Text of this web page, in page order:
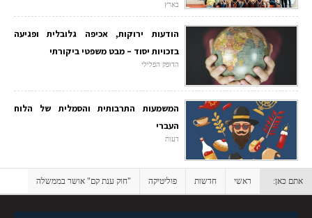
בארץ
הודעות ירוקות, אכיפה גלובלית ופגיעה
בזכויות יסוד – מבט משפטי ביקורתי
הדופק הפלילי
המשמעות התרבותית והסמלית של הלוח
העברי
דעות
אתם כאן: ראשי חדשות פוליטיקה "חוק ענת קם" אושר בממשלה